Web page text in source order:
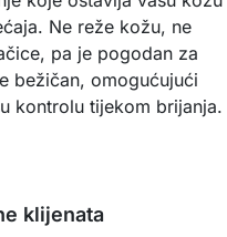
klijenata
(68 ocjen)
★★★★★